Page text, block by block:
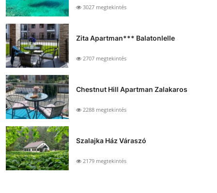
3027 megtekintés
Zita Apartman*** Balatonlelle
2707 megtekintés
Chestnut Hill Apartman Zalakaros
2288 megtekintés
Szalajka Ház Váraszó
2179 megtekintés